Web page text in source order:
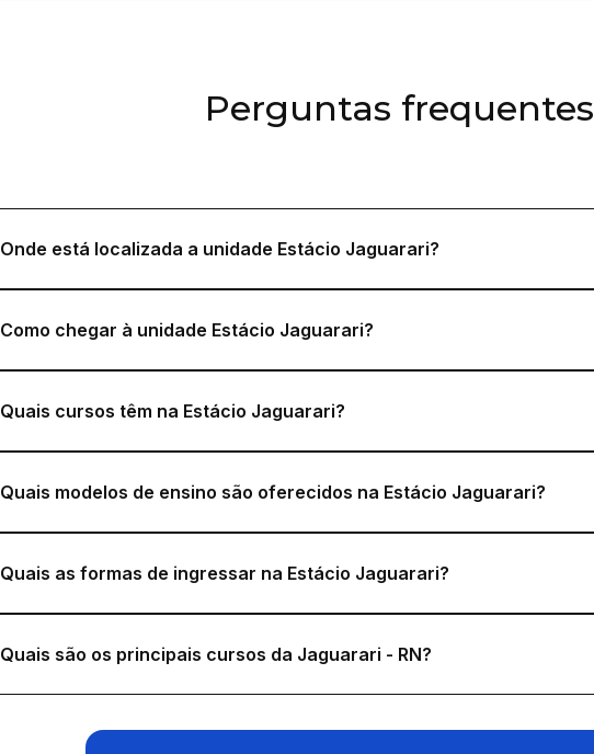
Perguntas frequentes
Onde está localizada a unidade Estácio Jaguarari?
Como chegar à unidade Estácio Jaguarari?
Quais cursos têm na Estácio Jaguarari?
Quais modelos de ensino são oferecidos na Estácio Jaguarari?
Quais as formas de ingressar na Estácio Jaguarari?
Quais são os principais cursos da Jaguarari - RN?